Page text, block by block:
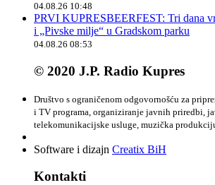
04.08.26 10:48
PRVI KUPRESBEERFEST: Tri dana
i „Pivske milje“ u Gradskom parku
04.08.26 08:53
© 2020 J.P. Radio Kupres
Društvo s ograničenom odgovornošću za
i TV programa, organiziranje javnih priredbi,
telekomunikacijske usluge, muzička
Software i dizajn Creatix BiH
Kontakti